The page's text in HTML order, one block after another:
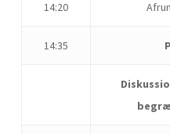
14:20
14:35